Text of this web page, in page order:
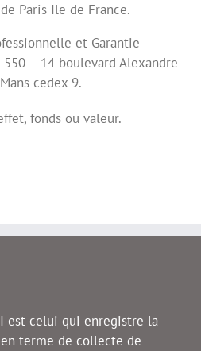
Paris Ile de France.
et Garantie
– 14 boulevard Alexandre
cedex 9.
fonds ou valeur.
est celui qui enregistre la
terme de collecte de